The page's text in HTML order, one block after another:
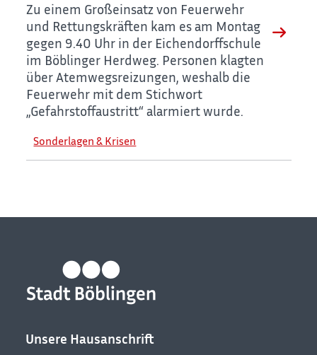
Zu einem Großeinsatz von Feuerwehr
und Rettungskräften kam es am Montag
gegen 9.40 Uhr in der Eichendorffschule
im Böblinger Herdweg. Personen klagten
über Atemwegsreizungen, weshalb die
Feuerwehr mit dem Stichwort
„Gefahrstoffaustritt“ alarmiert wurde.
Sonderlagen & Krisen
Unsere Hausanschrift